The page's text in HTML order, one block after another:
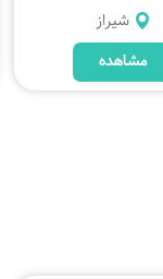
شیراز
مشاهده